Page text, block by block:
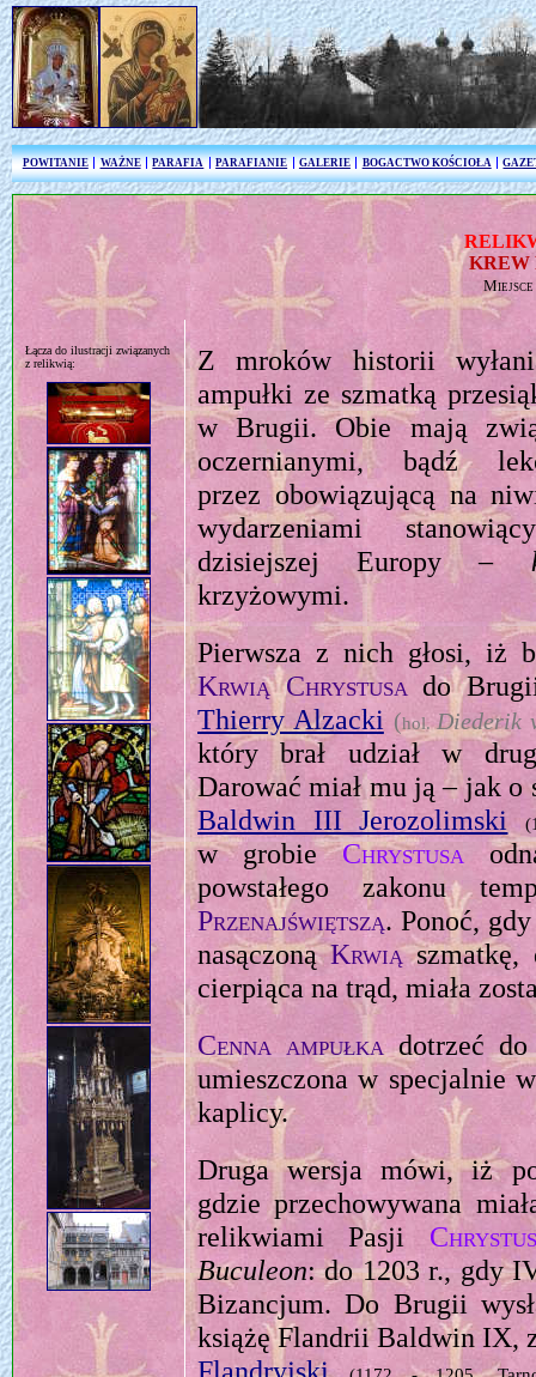
POWITANIE WAŻNE PARAFIA PARAFIANIE GALERIE BOGACTWO KOŚCIOŁA
KREW
Łącza do ilustracji związanych
z relikwią:
Z mroków historii
ampułki ze szmatką
w Brugii. Obie mają
oczernianymi, bądź
przez obowiązującą na
wydarzeniami
dzisiejszej Europy –
krzyżowymi.
Pierwsza z nich głosi, iż
Krwią Chrystusa do
Thierry Alzacki (hol.Diederik
który brał udział w
Darować miał mu ją – jak
Baldwin III Jerozolimski
w grobieChrystusa
powstałego zakonu
Przenajświętszą. Ponoć,
nasączonąKrwiąszmatkę,
cierpiąca na trąd, miała
Cenna ampułkadotrzeć do
umieszczona w specjalnie
kaplicy.
Druga wersja mówi, iż
gdzie przechowywana
relikwiami Pasji
Buculeon: do 1203 r., gdy
Bizancjum. Do Brugii
książę Flandrii Baldwin IX,
Flandryjski